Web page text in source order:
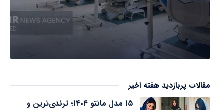
مقالات پربازدید هفته اخیر
۱۵ مدل مانتو ۱۴۰۴؛ ترندی‌ترین و